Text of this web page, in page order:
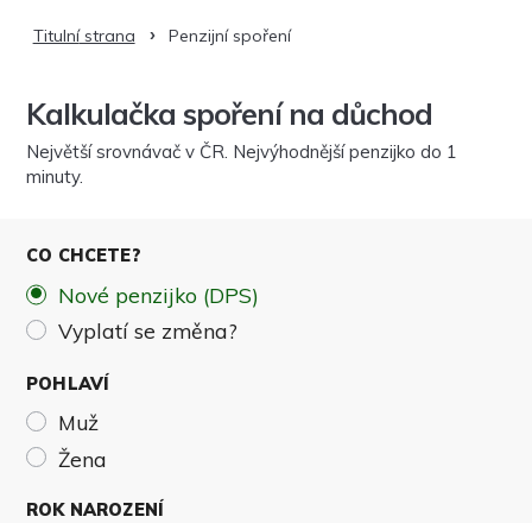
Titulnístrana Penzijní spoření
Kalkulačka spoření na důchod
Největší srovnávač v ČR. Nejvýhodnější penzijko do 1
minuty.
CO CHCETE?
Nové penzijko (DPS)
Vyplatí se změna?
POHLAVÍ
Muž
Žena
ROK NAROZENÍ